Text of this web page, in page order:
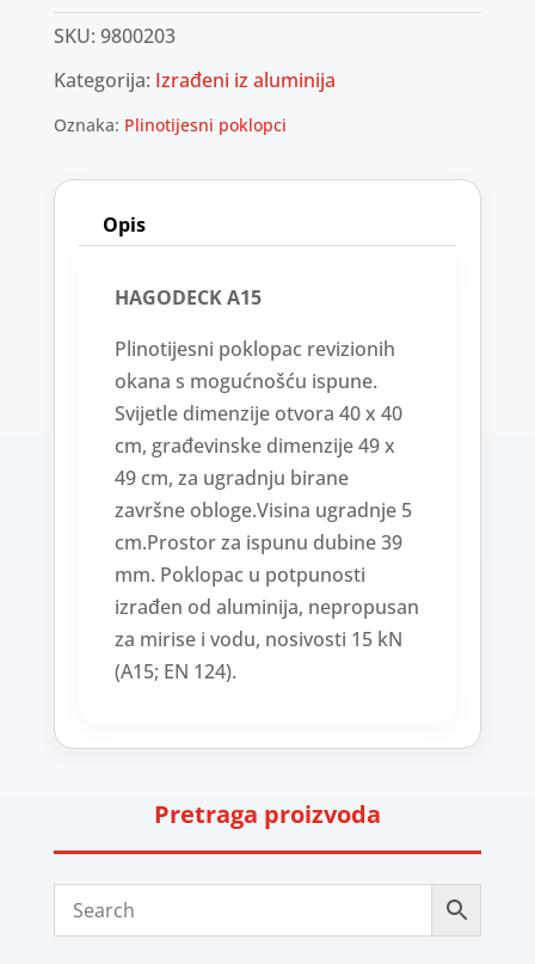
SKU: 9800203
Kategorija: Izrađeni iz aluminija
Oznaka: Plinotijesni poklopci
Opis
HAGODECK A15
Plinotijesni poklopac revizionih
okana s mogućnošću ispune.
Svijetle dimenzije otvora 40 x 40
cm, građevinske dimenzije 49 x
49 cm, za ugradnju birane
završne obloge.Visina ugradnje 5
cm.Prostor za ispunu dubine 39
mm. Poklopac u potpunosti
izrađen od aluminija, nepropusan
za mirise i vodu, nosivosti 15 kN
(A15; EN 124).
Pretraga proizvoda